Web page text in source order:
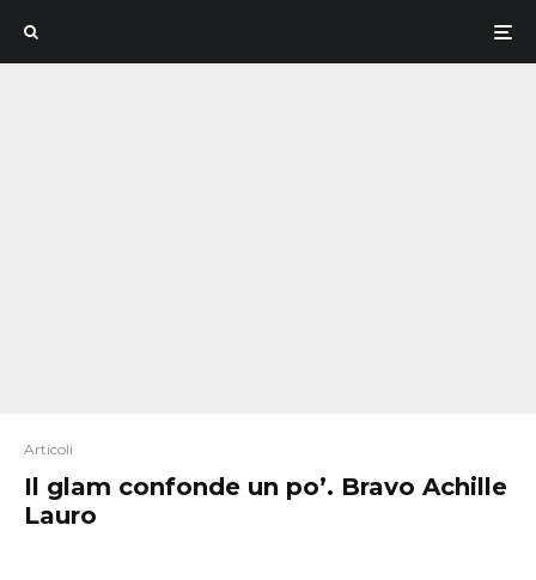
Articoli
Il glam confonde un po’. Bravo Achille
Lauro